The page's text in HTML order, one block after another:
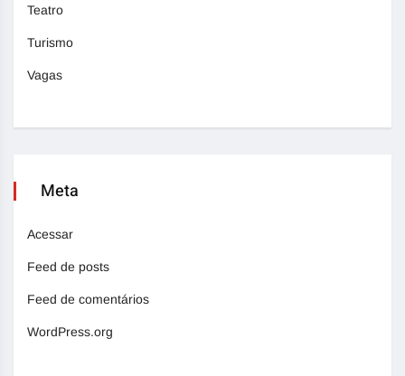
Teatro
Turismo
Vagas
Meta
Acessar
Feed de posts
Feed de comentários
WordPress.org